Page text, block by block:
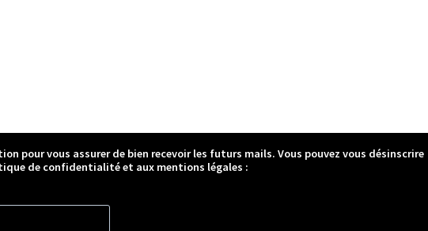
pour vous assurer de bien recevoir les futurs mails. Vous pouvez vous désinscrire
de confidentialité et aux mentions légales :